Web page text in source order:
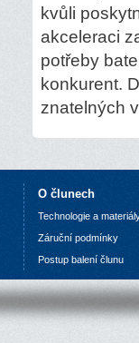
kvůli
akceleraci
potřeby
konkurent.
znatelných
O člunech
Technologie a
Záruční podmínky
Postup balení člunu